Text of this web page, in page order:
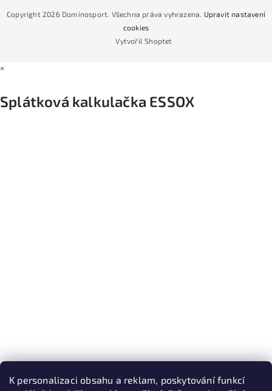
K personalizaci obsahu a reklam, poskytování funkcí
Podmínky nákupu na splátky ESSOX
Vytvořil Shoptet
Copyright 2026 Dominosport. Všechna práva vyhrazena. Upravit nastavení
cookies
×
Splátková kalkulačka ESSOX